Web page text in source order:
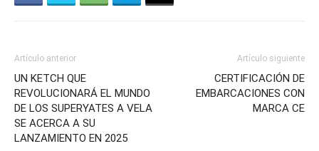
Artículo anterior
UN KETCH QUE
REVOLUCIONARÁ EL MUNDO
DE LOS SUPERYATES A VELA
SE ACERCA A SU
LANZAMIENTO EN 2025
Artículo siguiente
CERTIFICACIÓN DE
EMBARCACIONES CON
MARCA CE